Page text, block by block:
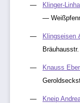
Klinger-
—
Klingseisen
Knauss
Kneip